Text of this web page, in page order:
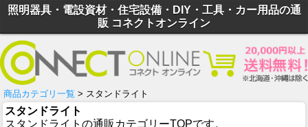
照明器具・電設資材・住宅設備・DIY・工具・カー用品の通
販 コネクトオンライン
商品カテゴリ一覧 > スタンドライト
スタンドライト
スタンドライトの通販カテゴリーTOPです。